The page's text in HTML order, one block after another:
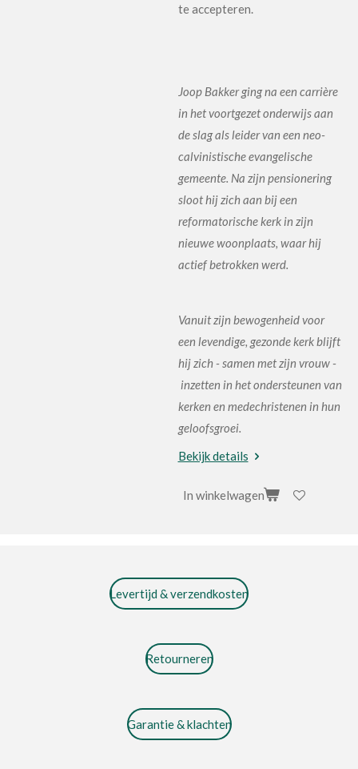
te accepteren.
Joop Bakker ging na een carrière
in het voortgezet onderwijs aan
de slag als leider van een neo-
calvinistische evangelische
gemeente. Na zijn pensionering
sloot hij zich aan bij een
reformatorische kerk in zijn
nieuwe woonplaats, waar hij
actief betrokken werd.
Vanuit zijn bewogenheid voor
een levendige, gezonde kerk blijft
hij zich - samen met zijn vrouw -
inzetten in het ondersteunen van
kerken en medechristenen in hun
geloofsgroei.
Bekijk details
In winkelwagen
Levertijd & verzendkosten
Retourneren
Garantie & klachten